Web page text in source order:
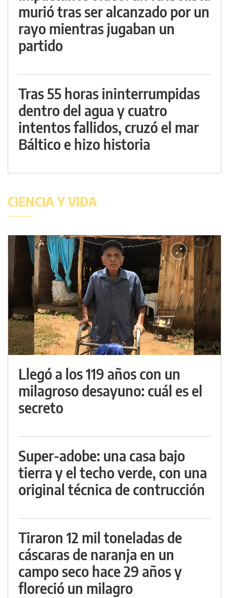
murió tras ser alcanzado por un
rayo mientras jugaban un
partido
Tras 55 horas ininterrumpidas
dentro del agua y cuatro
intentos fallidos, cruzó el mar
Báltico e hizo historia
CIENCIA Y VIDA
Llegó a los 119 años con un
milagroso desayuno: cuál es el
secreto
Super-adobe: una casa bajo
tierra y el techo verde, con una
original técnica de contrucción
Tiraron 12 mil toneladas de
cáscaras de naranja en un
campo seco hace 29 años y
floreció un milagro